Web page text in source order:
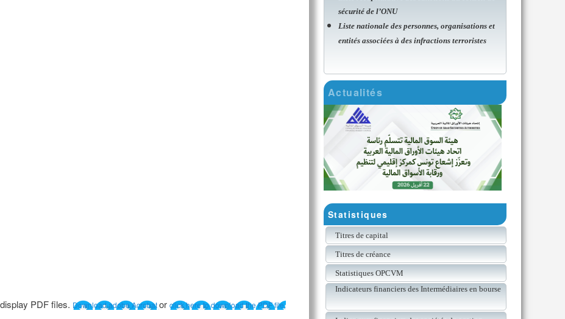
PDF files. Download adobe Acrobator click here to download the PDF file.
sécurité de l’ONU
Liste nationale des personnes, organisations et
entités associées à des infractions terroristes
Actualités
Statistiques
Titres de capital
Titres de créance
Statistiques OPCVM
Indicateurs financiers des Intermédiaires en bourse